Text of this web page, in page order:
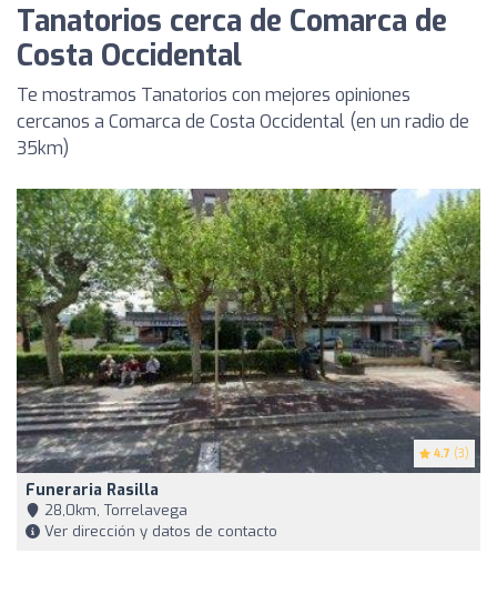
Tanatorios cerca de Comarca de
Costa Occidental
Te mostramos Tanatorios con mejores opiniones
cercanos a Comarca de Costa Occidental (en un radio de
35km)
4.7 (3)
Funeraria Rasilla
28,0km, Torrelavega
Ver dirección y datos de contacto